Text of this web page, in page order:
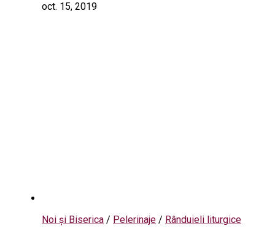
oct. 15, 2019
Noi și Biserica / Pelerinaje / Rânduieli liturgice